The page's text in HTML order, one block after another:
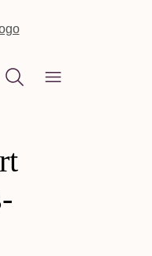
auf dem Merkzettel
enthält 0 Positionen.